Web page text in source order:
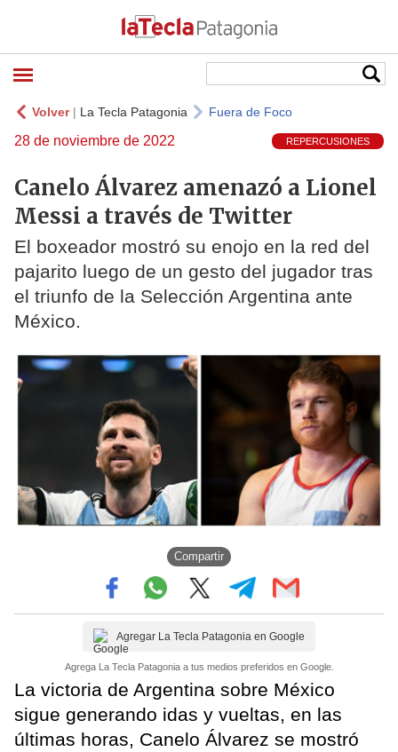
Volver| La Tecla Patagonia Fuera de Foco
28 de noviembre de 2022 REPERCUSIONES
Canelo Álvarez amenazó a Lionel
Messi a través de Twitter
El boxeador mostró su enojo en la red del
pajarito luego de un gesto del jugador tras
el triunfo de la Selección Argentina ante
México.
Compartir
Agregar La Tecla Patagonia en Google
Agrega La Tecla Patagonia a tus medios preferidos en Google.
La victoria de Argentina sobre México
sigue generando idas y vueltas, en las
últimas horas, Canelo Álvarez se mostró